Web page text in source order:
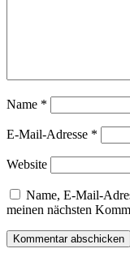
Name *
E-Mail-Adresse *
Website
Name, E-Mail-
meinen nächsten